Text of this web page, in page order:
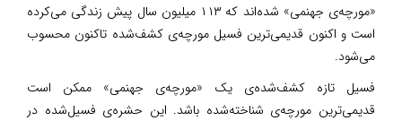
«مورچه‌ی جهنمی» شده‌اند که ۱۱۳ میلیون سال پیش زندگی می‌کرده
است و اکنون قدیمی‌ترین فسیل مورچه‌ی کشف‌شده تاکنون محسوب
می‌شود.
فسیل تازه کشف‌شده‌ی یک «مورچه‌ی جهنمی» ممکن است
قدیمی‌ترین مورچه‌ی شناخته‌شده باشد. این حشره‌ی فسیل‌شده در